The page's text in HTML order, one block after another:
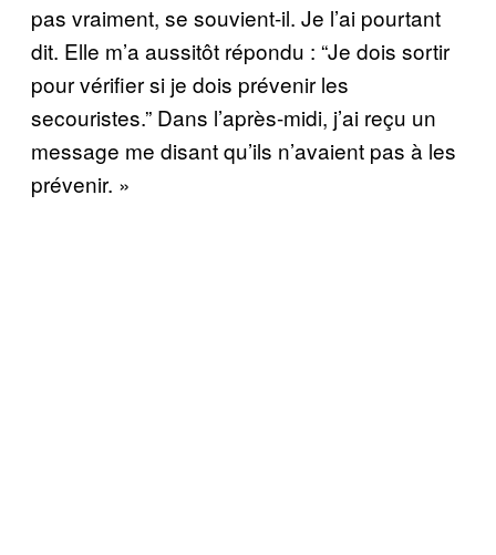
pas vraiment, se souvient-il. Je l’ai pourtant
dit. Elle m’a aussitôt répondu : “Je dois sortir
pour vérifier si je dois prévenir les
secouristes.” Dans l’après-midi, j’ai reçu un
message me disant qu’ils n’avaient pas à les
prévenir. »